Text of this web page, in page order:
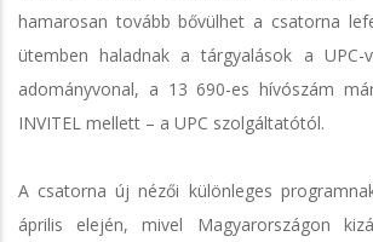
hamarosan tovább bővülhet a csatorna
ütemben haladnak a tárgyalások a
adományvonal, a 13 690-es hívószám
INVITEL mellett – a UPC szolgáltatótól.
A csatorna új nézői különleges
április elején, mivel Magyarországon